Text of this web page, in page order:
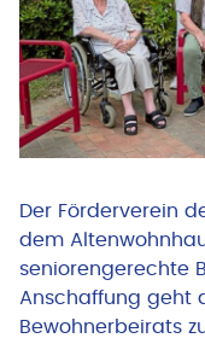
Der Förderverein
dem
seniorengerechte
Anschaffung geht
Bewohnerbeirats